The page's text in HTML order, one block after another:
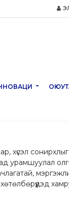
хүсэл